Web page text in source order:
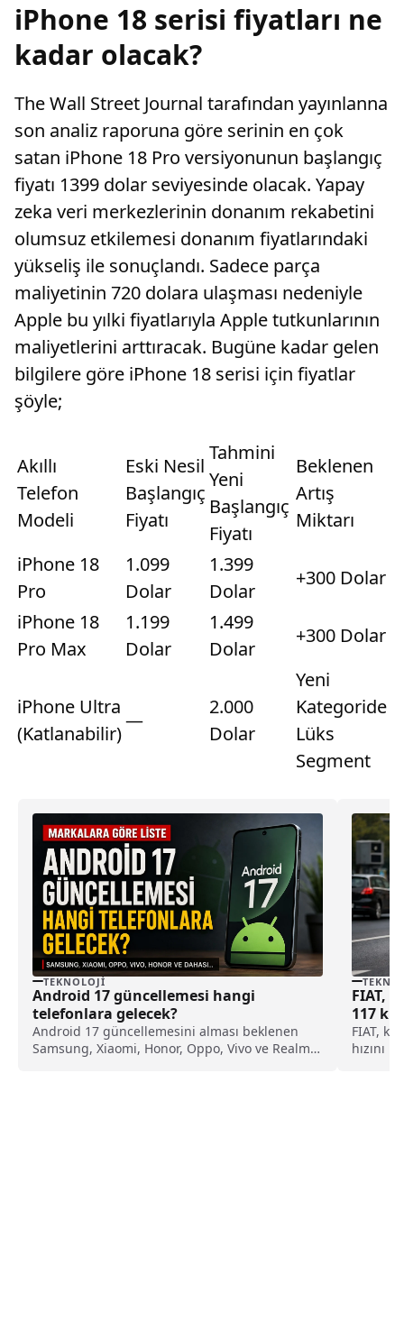
iPhone 18 serisi fiyatları ne
kadar olacak?
The Wall Street Journal tarafından yayınlanna
son analiz raporuna göre serinin en çok
satan iPhone 18 Pro versiyonunun başlangıç
fiyatı 1399 dolar seviyesinde olacak. Yapay
zeka veri merkezlerinin donanım rekabetini
olumsuz etkilemesi donanım fiyatlarındaki
yükseliş ile sonuçlandı. Sadece parça
maliyetinin 720 dolara ulaşması nedeniyle
Apple bu yılki fiyatlarıyla Apple tutkunlarının
maliyetlerini arttıracak. Bugüne kadar gelen
bilgilere göre iPhone 18 serisi için fiyatlar
şöyle;
Akıllı
Telefon
Modeli
Eski Nesil
Başlangıç
Fiyatı
Tahmini
Yeni
Başlangıç
Fiyatı
Beklenen
Artış
Miktarı
iPhone 18
Pro
1.099
Dolar
1.399
Dolar
+300 Dolar
iPhone 18
Pro Max
1.199
Dolar
1.499
Dolar
+300 Dolar
iPhone Ultra
(Katlanabilir)
—
2.000
Dolar
Yeni
Kategoride
Lüks
Segment
TEKNOLOJI
Android 17 güncellemesi hangi
telefonlara gelecek?
Android 17 güncellemesini alması beklenen
Samsung, Xiaomi, Honor, Oppo, Vivo ve Realme
FIAT,
117
FIAT,
hızını